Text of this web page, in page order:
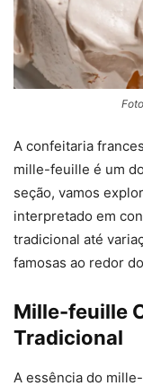
A confeitaria
mille-feuille é um
seção, vamos
interpretado em
tradicional até
famosas ao redor
Mille-feuille
Tradicional
A essência do